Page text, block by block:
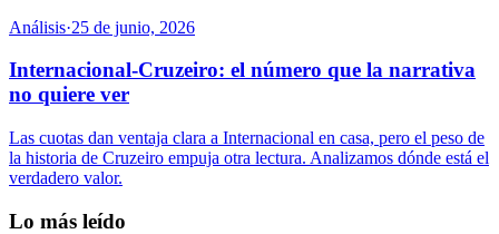
Análisis·25 de junio, 2026
Internacional-Cruzeiro: el número que la narrativa
no quiere ver
Las cuotas dan ventaja clara a Internacional en casa, pero el peso de
la historia de Cruzeiro empuja otra lectura. Analizamos dónde está el
verdadero valor.
Lo más leído